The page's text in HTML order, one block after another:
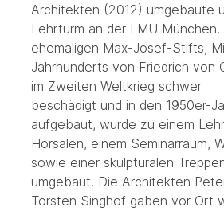
Architekten (2012) umgebaute
Lehrturm an der LMU
ehemaligen Max-Josef-Stifts,
Jahrhunderts von Friedrich von
im Zweiten Weltkrieg schwer
beschädigt und in den 1950er-
aufgebaut, wurde zu einem
Hörsälen, einem Seminarraum,
sowie einer skulpturalen
umgebaut. Die Architekten
Torsten Singhof gaben vor Ort